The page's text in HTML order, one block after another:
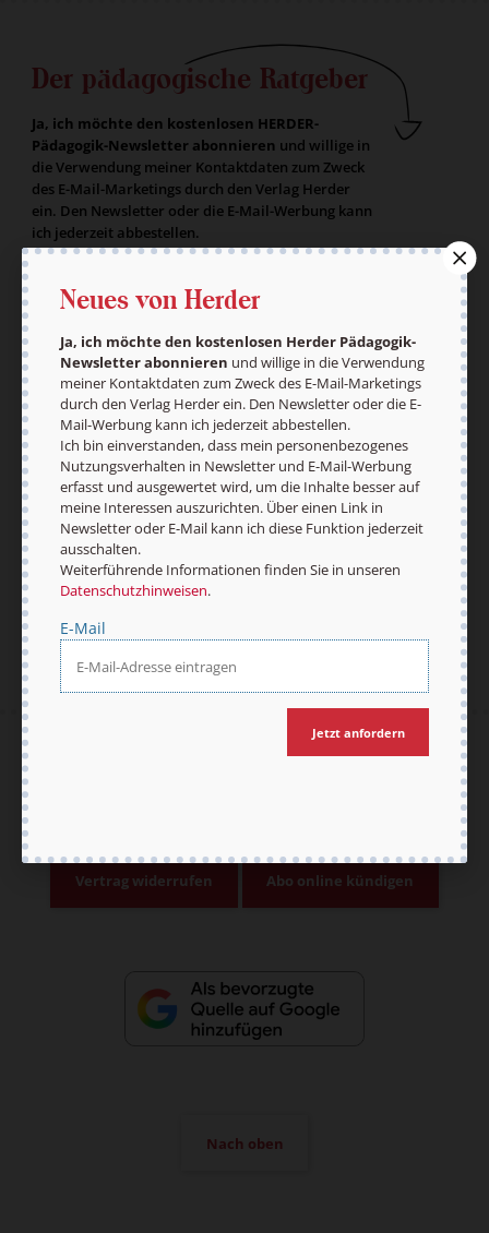
Der pädagogische Ratgeber
Ja, ich möchte den kostenlosen HERDER-
Pädagogik-Newsletter abonnieren und willige in
die Verwendung meiner Kontaktdaten zum Zweck
des E-Mail-Marketings durch den Verlag Herder
ein. Den Newsletter oder die E-Mail-Werbung kann
ich jederzeit abbestellen.
Ich bin einverstanden, dass mein
Newsletter und E-Mail-Werbung erfasst und
meine Interessen auszurichten. Über einen Link in
Newsletter oder E-Mail kann ich diese Funktion
jederzeit ausschalten.
Weiterführende Informationen finden Sie in
unserenDatenschutzhinweisen.
E-Mail
Jetzt anmelden
AGB und Widerrufsbelehrung
Datenschutz
Vertrag widerrufen Abo online kündigen
Nach oben
Neues von Herder
Ja, ich möchte den kostenlosen Herder Pädagogik-
Newsletter abonnieren und willige in die Verwendung
meiner Kontaktdaten zum Zweck des E-Mail-Marketings
durch den Verlag Herder ein. Den Newsletter oder die E-
Mail-Werbung kann ich jederzeit abbestellen.
Ich bin einverstanden, dass mein personenbezogenes
Nutzungsverhalten in Newsletter und E-Mail-Werbung
erfasst und ausgewertet wird, um die Inhalte besser auf
meine Interessen auszurichten. Über einen Link in
Newsletter oder E-Mail kann ich diese Funktion jederzeit
ausschalten.
Weiterführende Informationen finden Sie in unseren
Datenschutzhinweisen.
E-Mail
Jetzt anfordern